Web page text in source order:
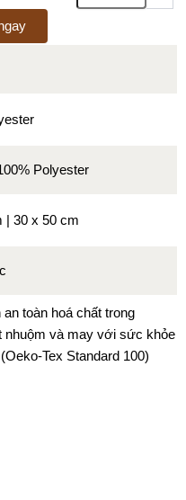
Polyester
| 30 x 50 cm
an toàn hoá chất trong
nhuộm và may với sức khỏe
Tex Standard 100)